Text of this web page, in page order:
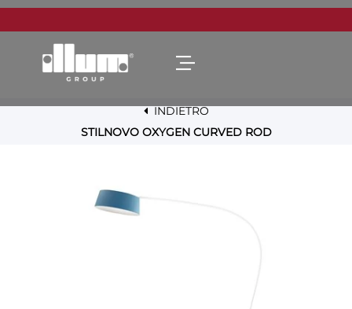
Open menu
INDIETRO
STILNOVO OXYGEN CURVED ROD